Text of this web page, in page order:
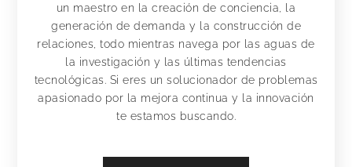
un maestro en la creación de conciencia, la
generación de demanda y la construcción de
relaciones, todo mientras navega por las aguas de
la investigación y las últimas tendencias
tecnológicas. Si eres un solucionador de problemas
apasionado por la mejora continua y la innovación
te estamos buscando.